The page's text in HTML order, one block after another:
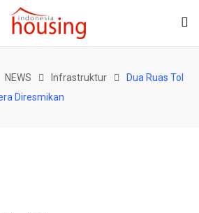
NEWS Infrastruktur
Dua Ruas Tol
Diresmikan